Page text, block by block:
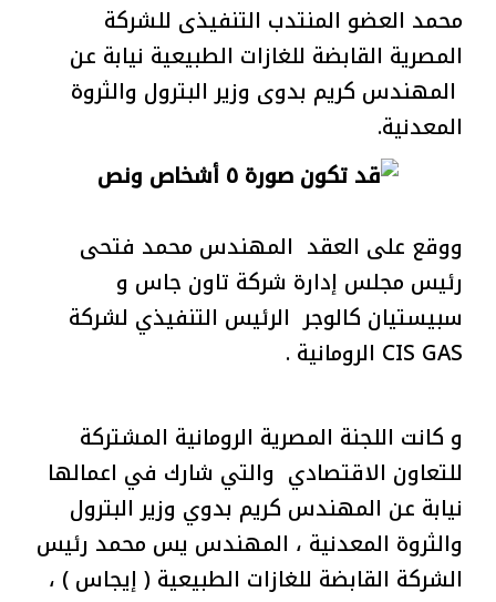
محمد العضو المنتدب التنفيذى للشركة
المصرية القابضة للغازات الطبيعية نيابة عن
المهندس كريم بدوى وزير البترول والثروة
المعدنية.
ووقع على العقد المهندس محمد فتحى
رئيس مجلس إدارة شركة تاون جاس و
سبيستيان كالوجر الرئيس التنفيذي لشركة
CIS GAS الرومانية .
و كانت اللجنة المصرية الرومانية المشتركة
للتعاون الاقتصادي والتي شارك في اعمالها
نيابة عن المهندس كريم بدوي وزير البترول
والثروة المعدنية ، المهندس يس محمد رئيس
الشركة القابضة للغازات الطبيعية ( إيجاس ) ،